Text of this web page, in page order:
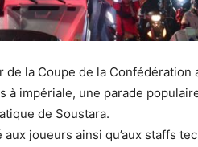
de la Coupe de la
à impériale, une parade
de Soustara.
joueurs ainsi qu’aux staffs